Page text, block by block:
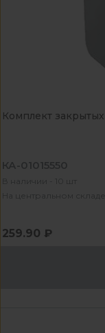
Комплект
КА-01015550
В наличии - 10 шт
На центральном
259.90 ₽